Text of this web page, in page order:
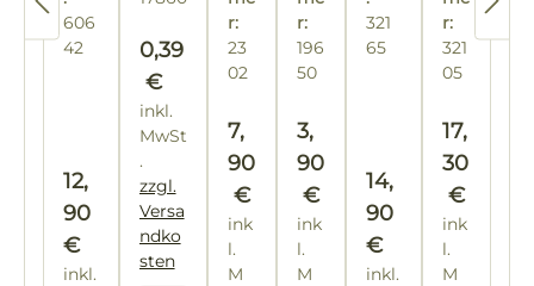
nt
US
g
606
42
Regulärer Preis:
12,
90
€
inkl.
mm
ersy
ste
m
Regulärer Preis:
0,39
€
inkl.
MwSt
.
zzgl.
Versa
ndko
sten
0
c
r:
23
02
Regulärer Preis:
7,
90
€
ink
l.
M
r:
196
50
Regulärer Preis:
3,
90
€
ink
l.
M
klu
ng
321
65
Regulärer
14,
90
€
inkl.
or
d"
els
ta
Na
de
ln
öp
fte
Sp
itz
en
tst
off
ff
ge
lb
r:
321
05
17,
30
€
ink
l.
M